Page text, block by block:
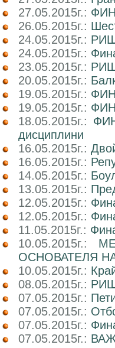
27.05.2015г.:
26.05.2015г.:
24.05.2015г.: РИШ
24.05.2015г.:
23.05.2015г.: РИШ
20.05.2015г.:
19.05.2015г.:
19.05.2015г.:
18.05.2015г.:
дисциплини
16.05.2015г.:
16.05.2015г.:
14.05.2015г.:
13.05.2015г.:
12.05.2015г.:
12.05.2015г.:
11.05.2015г.:
10.05.2015г.:
ОСНОВАТЕЛЯ
10.05.2015г.:
08.05.2015г.:
07.05.2015г.:
07.05.2015г.:
07.05.2015г.:
07.05.2015г.: